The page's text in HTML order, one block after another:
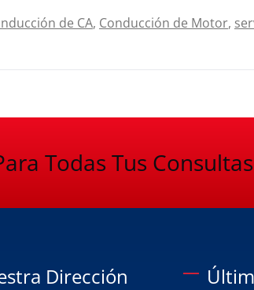
de CA, Conducción de Motor,
Todas Tus Consultas
Dirección